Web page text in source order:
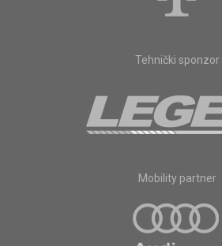
Tehnički sponzor
Mobility partner